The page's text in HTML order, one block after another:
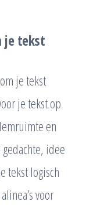
je tekst
je tekst
je tekst op
en
idee
tekst logisch
voor